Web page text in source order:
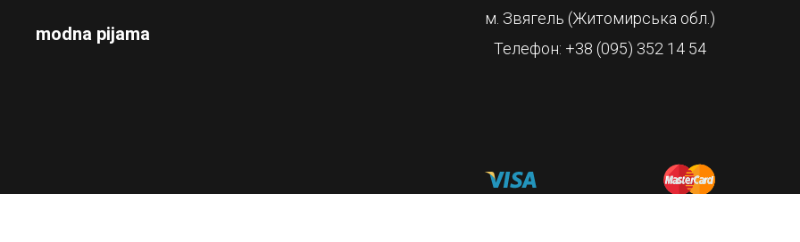
modna pijama
м. Звягель (Житомирська обл.)
Телефон: +38 (095) 352 14 54